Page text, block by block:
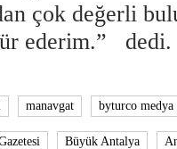
çok değerli
ederim.” dedi.
manavgat byturco medya
Büyük Antalya